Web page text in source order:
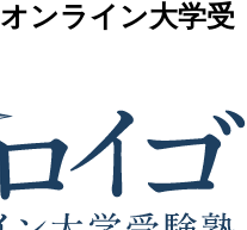
オンライン大学受